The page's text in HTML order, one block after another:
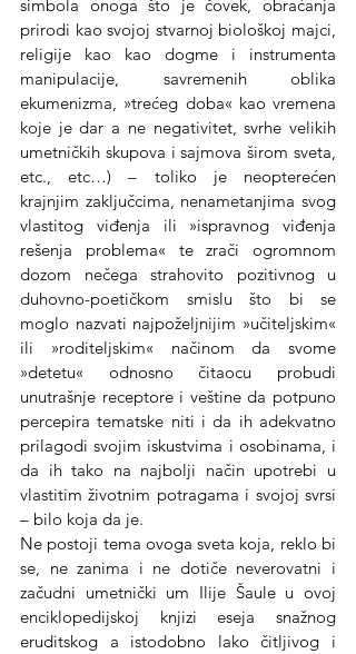
simbola onoga što je čovek, obraćanja
prirodi kao svojoj stvarnoj biološkoj majci,
religije kao kao dogme i instrumenta
manipulacije, savremenih oblika
ekumenizma, »trećeg doba« kao vremena
koje je dar a ne negativitet, svrhe velikih
umetničkih skupova i sajmova širom sveta,
etc., etc…) – toliko je neopterećen
krajnjim zaključcima, nenametanjima svog
vlastitog viđenja ili »ispravnog viđenja
rešenja problema« te zrači ogromnom
dozom nečega strahovito pozitivnog u
duhovno-poetičkom smislu što bi se
moglo nazvati najpoželjnijim »učiteljskim«
ili »roditeljskim« načinom da svome
»detetu« odnosno čitaocu probudi
unutrašnje receptore i veštine da potpuno
percepira tematske niti i da ih adekvatno
prilagodi svojim iskustvima i osobinama, i
da ih tako na najbolji način upotrebi u
vlastitim životnim potragama i svojoj svrsi
– bilo koja da je.
Ne postoji tema ovoga sveta koja, reklo bi
se, ne zanima i ne dotiče neverovatni i
začudni umetnički um Ilije Šaule u ovoj
enciklopedijskoj knjizi eseja snažnog
eruditskog a istodobno lako čitljivog i